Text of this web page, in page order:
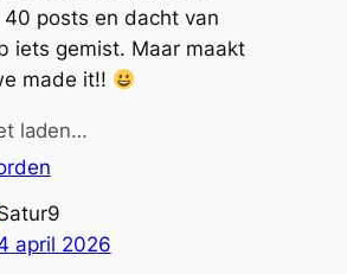
40 posts en dacht van
iets gemist. Maar maakt
made it!!
laden…
april 2026